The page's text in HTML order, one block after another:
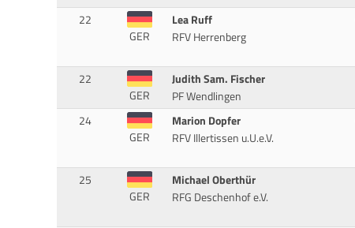
22
GER
Lea Ruff
RFV Herrenberg
22
GER
Judith Sam. Fischer
PF Wendlingen
24
GER
Marion Dopfer
RFV Illertissen u.U.e.V.
25
GER
Michael Oberthür
RFG Deschenhof e.V.